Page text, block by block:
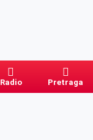
Radio Pretraga